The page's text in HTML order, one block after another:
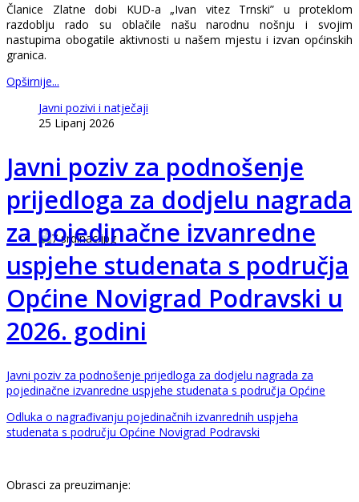
Članice Zlatne dobi KUD-a „Ivan vitez Trnski” u proteklom
razdoblju rado su oblačile našu narodnu nošnju i svojim
nastupima obogatile aktivnosti u našem mjestu i izvan općinskih
granica.
Opširnije...
Javni pozivi i natječaji
25 Lipanj 2026
Javni poziv za podnošenje
prijedloga za dodjelu nagrada
za pojedinačne izvanredne
uspjehe studenata s područja
Općine Novigrad Podravski u
2026. godini
Javni poziv za podnošenje prijedloga za dodjelu nagrada za
pojedinačne izvanredne uspjehe studenata s područja Općine
Odluka o nagrađivanju pojedinačnih izvanrednih uspjeha
studenata s području Općine Novigrad Podravski
Obrasci za preuzimanje: